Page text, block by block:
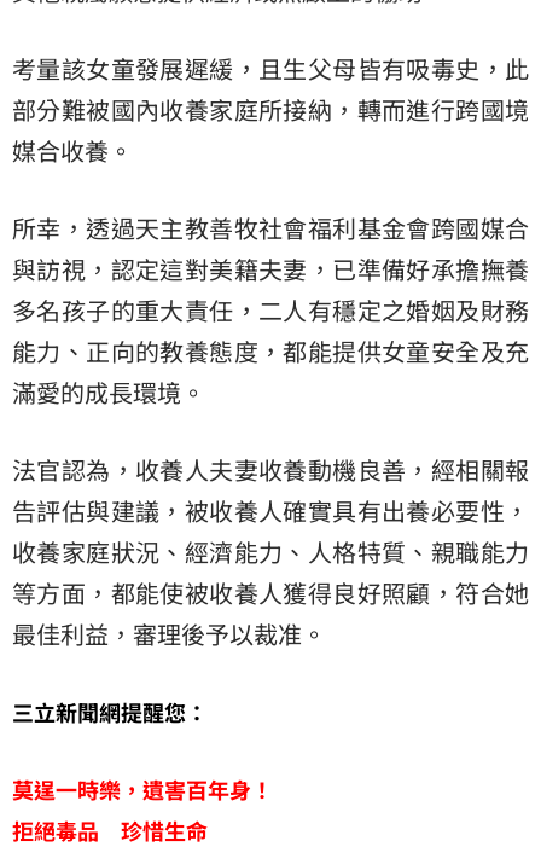
考量該女童發展遲緩，且生父母皆有吸毒史，此
部分難被國內收養家庭所接納，轉而進行跨國境
媒合收養。
所幸，透過天主教善牧社會福利基金會跨國媒合
與訪視，認定這對美籍夫妻，已準備好承擔撫養
多名孩子的重大責任，二人有穩定之婚姻及財務
能力、正向的教養態度，都能提供女童安全及充
滿愛的成長環境。
法官認為，收養人夫妻收養動機良善，經相關報
告評估與建議，被收養人確實具有出養必要性，
收養家庭狀況、經濟能力、人格特質、親職能力
等方面，都能使被收養人獲得良好照顧，符合她
最佳利益，審理後予以裁准。
三立新聞網提醒您：
莫逞一時樂，遺害百年身！
拒絕毒品 珍惜生命